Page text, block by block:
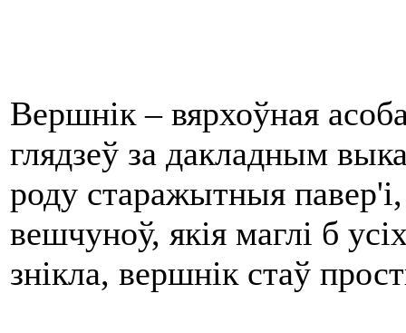
Вершнік – вярхоўная
глядзеў за дакладным
роду старажытныя
вешчуноў, якія маглі б
знікла, вершнік стаў